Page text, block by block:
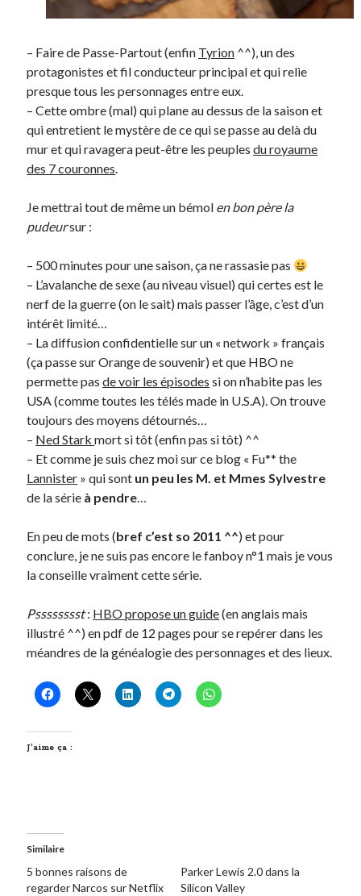
– Faire de Passe-Partout (enfin Tyrion ^^), un des
protagonistes et fil conducteur principal et qui relie
presque tous les personnages entre eux.
– Cette ombre (mal) qui plane au dessus de la saison et
qui entretient le mystère de ce qui se passe au delà du
mur et qui ravagera peut-être les peuplesdu royaume
des 7 couronnes.
Je mettrai tout de même un bémol en bon père la
pudeursur :
– 500 minutes pour une saison, ça ne rassasie pas
– L’avalanche de sexe (au niveau visuel) qui certes est le
nerf de la guerre (on le sait) mais passer l’âge, c’est d’un
intérêt limité…
– La diffusion confidentielle sur un « network » français
(ça passe sur Orange de souvenir) et que HBO ne
permette pasde voir les épisodes si on n’habite pas les
USA (comme toutes les télés made in U.S.A). On trouve
toujours des moyens détournés…
– Ned Starkmort si tôt (enfin pas si tôt) ^^
– Et comme je suis chez moi sur ce blog « Fu** the
Lannister » qui sont un peu les M. et Mmes Sylvestre
de la série à pendre…
En peu de mots (bref c’est so 2011 ^^) et pour
conclure, je ne suis pas encore le fanboy n°1 mais je vous
la conseille vraiment cette série.
Psssssssst: HBO propose un guide(en anglais mais
illustré ^^) en pdf de 12 pages pour se repérer dans les
méandres de la généalogie des personnages et des lieux.
J’aime ça :
Similaire
5 bonnes raisons de
regarder Narcos sur Netflix
Parker Lewis 2.0 dans la
Silicon Valley